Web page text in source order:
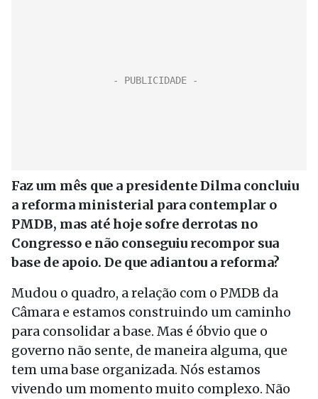
Faz um mês que a presidente Dilma concluiu
a reforma ministerial para contemplar o
PMDB, mas até hoje sofre derrotas no
Congresso e não conseguiu recompor sua
base de apoio. De que adiantou a reforma?
Mudou o quadro, a relação com o PMDB da
Câmara e estamos construindo um caminho
para consolidar a base. Mas é óbvio que o
governo não sente, de maneira alguma, que
tem uma base organizada. Nós estamos
vivendo um momento muito complexo. Não